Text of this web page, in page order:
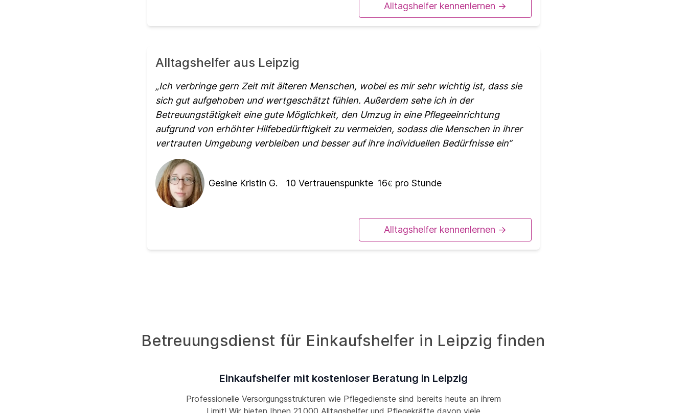
Alltagshelfer kennenlernen ->
Alltagshelfer aus Leipzig
Ich verbringe gern Zeit mit älteren Menschen, wobei es mir sehr wichtig ist, dass sie
sich gut aufgehoben und wertgeschätzt fühlen. Außerdem sehe ich in der
Betreuungstätigkeit eine gute Möglichkeit, den Umzug in eine Pflegeeinrichtung
aufgrund von erhöhter Hilfebedürftigkeit zu vermeiden, sodass die Menschen in ihrer
vertrauten Umgebung verbleiben und besser auf ihre individuellen Bedürfnisse ein
Gesine Kristin G. 10 Vertrauenspunkte 16€ pro Stunde
Alltagshelfer kennenlernen ->
Betreuungsdienst für Einkaufshelfer in Leipzig finden
Einkaufshelfer mit kostenloser Beratung in Leipzig
Professionelle Versorgungsstrukturen wie Pflegedienste sind bereits heute an ihrem
Limit! Wir bieten Ihnen 21.000 Alltagshelfer und Pflegekräfte davon viele